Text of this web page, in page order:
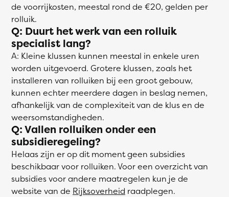
de voorrijkosten, meestal rond de €20, gelden per
rolluik.
Q: Duurt het werk van een rolluik
specialist lang?
A: Kleine klussen kunnen meestal in enkele uren
worden uitgevoerd. Grotere klussen, zoals het
installeren van rolluiken bij een groot gebouw,
kunnen echter meerdere dagen in beslag nemen,
afhankelijk van de complexiteit van de klus en de
weersomstandigheden.
Q: Vallen rolluiken onder een
subsidieregeling?
Helaas zijn er op dit moment geen subsidies
beschikbaar voor rolluiken. Voor een overzicht van
subsidies voor andere maatregelen kun je de
website van de Rijksoverheid raadplegen.